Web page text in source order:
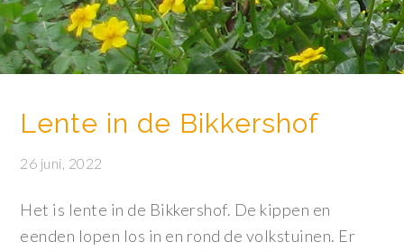
Lente in de Bikkershof
26 juni, 2022
Het is lente in de Bikkershof. De kippen en
eenden lopen los in en rond de volkstuinen. Er